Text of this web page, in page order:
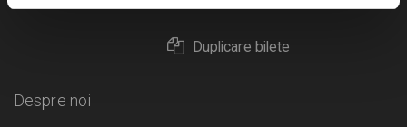
Duplicare bilete
Despre noi